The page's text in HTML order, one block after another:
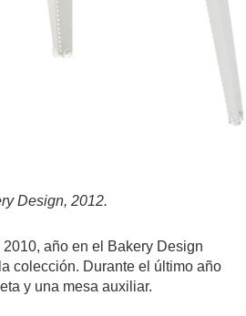
Design, 2012.
año en el Bakery Design
colección. Durante el último año
y una mesa auxiliar.